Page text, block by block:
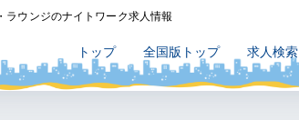
ラウンジのナイトワーク求人情報
トップ 全国版トップ 求人検索